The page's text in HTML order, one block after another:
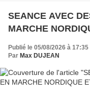
SEANCE AVEC
MARCHE
Publié le 05/08/2026 à 17:35
Par Max DUJEAN